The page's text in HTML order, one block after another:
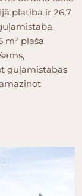
platība ir 26,7
m² plaša
guļamistabas